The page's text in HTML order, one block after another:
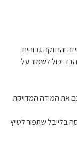
והחזקה גבוהים
יכול לשמור על
את המידה המדויקת
בלייבל שתפור לטייץ